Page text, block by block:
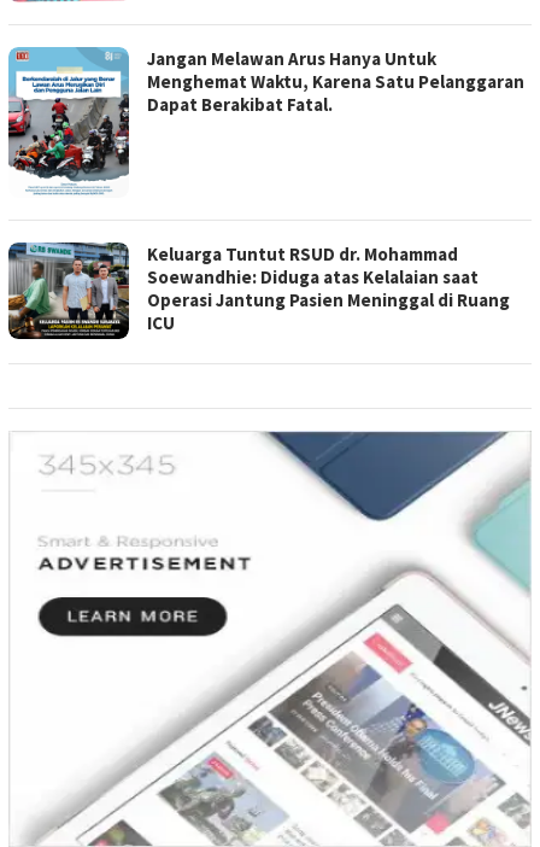
Jangan Melawan Arus Hanya Untuk
Menghemat Waktu, Karena Satu Pelanggaran
Dapat Berakibat Fatal.
Keluarga Tuntut RSUD dr. Mohammad
Soewandhie: Diduga atas Kelalaian saat
Operasi Jantung Pasien Meninggal di Ruang
ICU